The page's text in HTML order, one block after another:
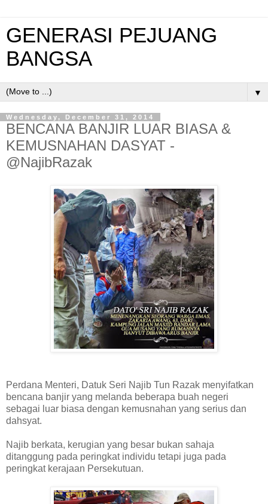
GENERASI PEJUANG
BANGSA
▼
Wednesday, December 31, 2014
BENCANA BANJIR LUAR BIASA &
KEMUSNAHAN DASYAT -
@NajibRazak
Perdana Menteri, Datuk Seri Najib Tun Razak menyifatkan
bencana banjir yang melanda beberapa buah negeri
sebagai luar biasa dengan kemusnahan yang serius dan
dahsyat.
Najib berkata, kerugian yang besar bukan sahaja
ditanggung pada peringkat individu tetapi juga pada
peringkat kerajaan Persekutuan.